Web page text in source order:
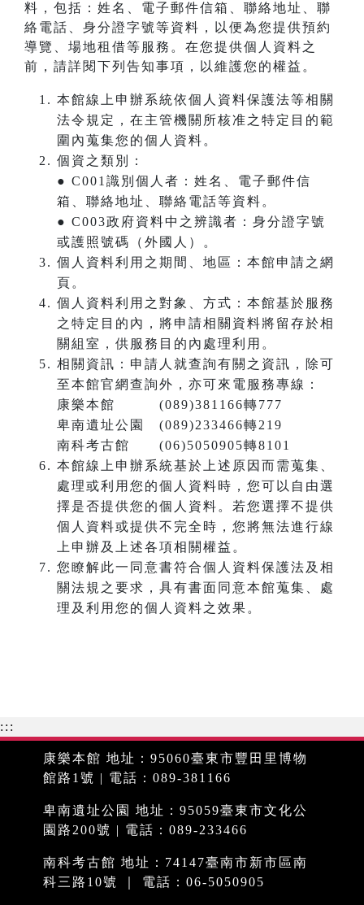
料，包括：姓名、電子郵件信箱、聯絡地址、聯
絡電話、身分證字號等資料，以便為您提供預約
導覽、場地租借等服務。在您提供個人資料之
前，請詳閱下列告知事項，以維護您的權益。
本館線上申辦系統依個人資料保護法等相關
法令規定，在主管機關所核准之特定目的範
圍內蒐集您的個人資料。
個資之類別：
● C001識別個人者：姓名、電子郵件信
箱、聯絡地址、聯絡電話等資料。
● C003政府資料中之辨識者：身分證字號
或護照號碼（外國人）。
個人資料利用之期間、地區：本館申請之網
頁。
個人資料利用之對象、方式：本館基於服務
之特定目的內，將申請相關資料將留存於相
關組室，供服務目的內處理利用。
相關資訊：申請人就查詢有關之資訊，除可
至本館官網查詢外，亦可來電服務專線：
康樂本館 (089)381166轉777
卑南遺址公園 (089)233466轉219
南科考古館 (06)5050905轉8101
本館線上申辦系統基於上述原因而需蒐集、
處理或利用您的個人資料時，您可以自由選
擇是否提供您的個人資料。若您選擇不提供
個人資料或提供不完全時，您將無法進行線
上申辦及上述各項相關權益。
您瞭解此一同意書符合個人資料保護法及相
關法規之要求，具有書面同意本館蒐集、處
理及利用您的個人資料之效果。
:::
康樂本館 地址：95060臺東市豐田里博物
館路1號 | 電話：089-381166
卑南遺址公園 地址：95059臺東市文化公
園路200號 | 電話：089-233466
南科考古館 地址：74147臺南市新市區南
科三路10號 ｜ 電話：06-5050905